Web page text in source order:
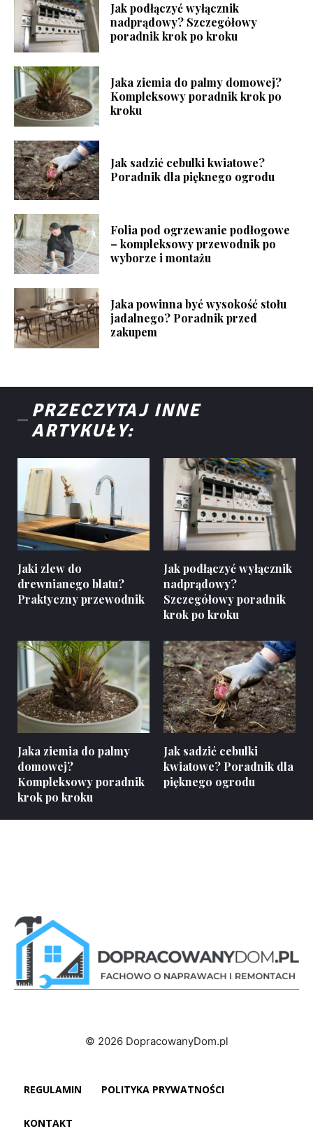
Jak podłączyć wyłącznik
nadprądowy? Szczegółowy
poradnik krok po kroku
Jaka ziemia do palmy domowej?
Kompleksowy poradnik krok po
kroku
Jak sadzić cebulki kwiatowe?
Poradnik dla pięknego ogrodu
Folia pod ogrzewanie podłogowe
– kompleksowy przewodnik po
wyborze i montażu
Jaka powinna być wysokość stołu
jadalnego? Poradnik przed
zakupem
PRZECZYTAJ INNE
ARTYKUŁY:
Jaki zlew do
drewnianego blatu?
Praktyczny przewodnik
Jak podłączyć wyłącznik
nadprądowy?
Szczegółowy poradnik
krok po kroku
Jaka ziemia do palmy
domowej?
Kompleksowy poradnik
krok po kroku
Jak sadzić cebulki
kwiatowe? Poradnik dla
pięknego ogrodu
© 2026 DopracowanyDom.pl
REGULAMIN POLITYKA PRYWATNOŚCI
KONTAKT